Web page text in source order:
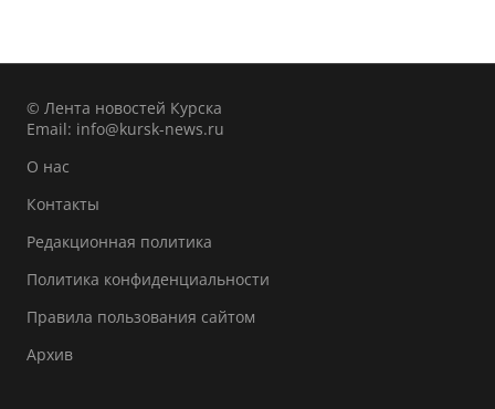
© Лента новостей Курска
Email: info@kursk-news.ru
О нас
Контакты
Редакционная политика
Политика конфиденциальности
Правила пользования сайтом
Архив